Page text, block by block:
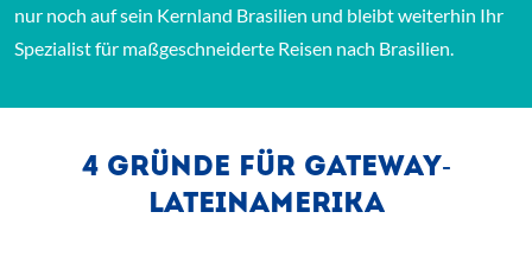
nur noch auf sein Kernland Brasilien und bleibt weiterhin Ihr
Spezialist für maßgeschneiderte Reisen nach Brasilien.
4 GRÜNDE FÜR GATEWAY-
LATEINAMERIKA